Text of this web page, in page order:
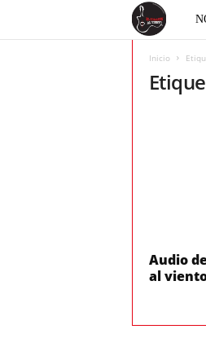
Inicio
Audio
al